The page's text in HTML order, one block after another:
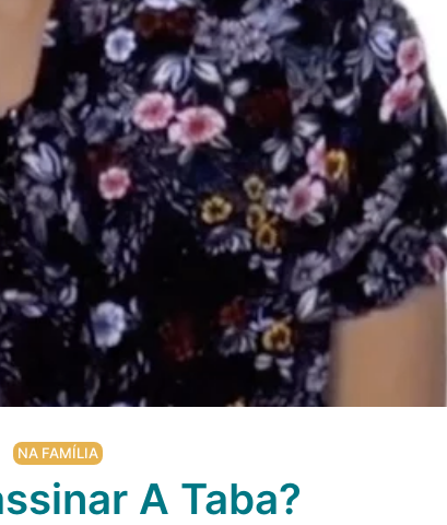
NA FAMÍLIA
A Taba?